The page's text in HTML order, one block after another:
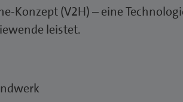
Konzept (V2H) – eine
leistet.